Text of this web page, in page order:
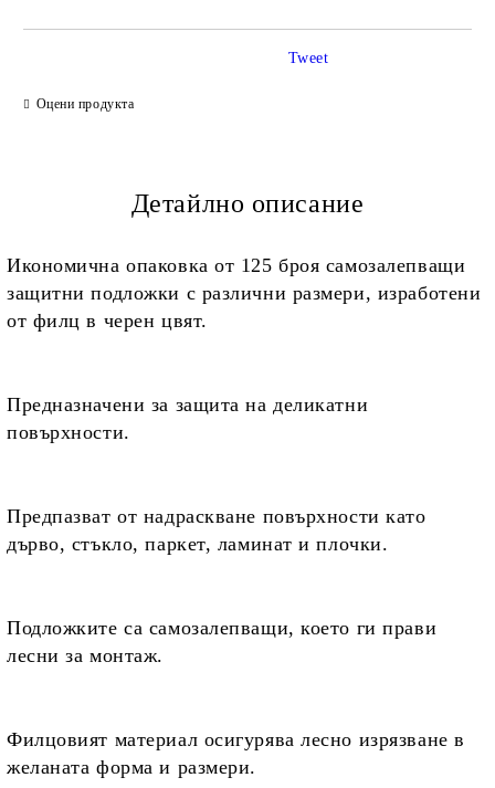
Оцени продукта
Tweet
Детайлно описание
Икономична опаковка от 125 броя самозалепващи
защитни подложки с различни размери, изработени
от филц в черен цвят.
Предназначени за защита на деликатни
повърхности.
Предпазват от надраскване повърхности като
дърво, стъкло, паркет, ламинат и плочки.
Подложките са самозалепващи, което ги прави
лесни за монтаж.
Филцовият материал осигурявалесно изрязване в
желаната форма и размери.